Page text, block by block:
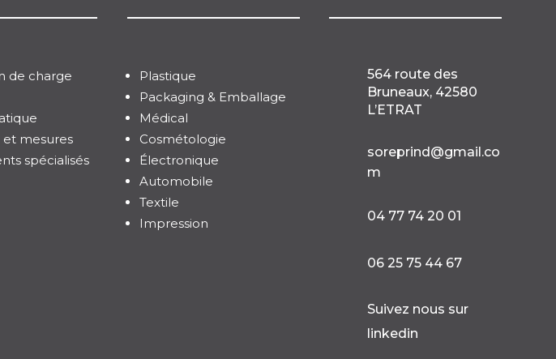
de charge
mesures
spécialisés
Plastique
Packaging & Emballage
Médical
Cosmétologie
Électronique
Automobile
Textile
Impression
564 route des
Bruneaux, 42580
L’ETRAT
soreprind@gmail.co
m
04 77 74 20 01
06 25 75 44 67
Suivez nous sur
linkedin